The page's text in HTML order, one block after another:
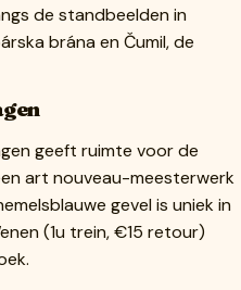
de standbeelden in
brána en Čumil, de
geeft ruimte voor de
art nouveau-meesterwerk
gevel is uniek in
(1u trein, €15 retour)